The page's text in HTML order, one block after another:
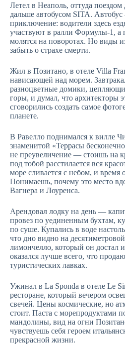
Летел в Неаполь, оттуда поездом
дальше автобусом SITA.
приключение: водители здесь
участвуют в ралли Формулы-1, а
молятся на поворотах. Но виды
забыть о страхе смерти.
Жил в Позитано, в отеле Villa
нависающей над морем.
разноцветные домики,
горы, и думал, что архитекторы
сговорились создать самое
планете.
В Равелло поднимался к вилле
знаменитой «Террасы
не преувеличение — стоишь на
под тобой расстилается вся
море сливается с небом, и время
Понимаешь, почему это место
Вагнера и Лоуренса.
Арендовал лодку на день —
провез по уединенным бухтам,
по суше. Купались в воде
что дно видно на
лимончелло, который он достал
оказался лучше всего, что
туристических лавках.
Ужинал в La Sponda в отеле Le
ресторане, который вечером
свечей. Цены космические, но
стоит. Паста с морепродуктами
мандолины, вид на огни
чувствуешь себя героем
прекрасной жизни.